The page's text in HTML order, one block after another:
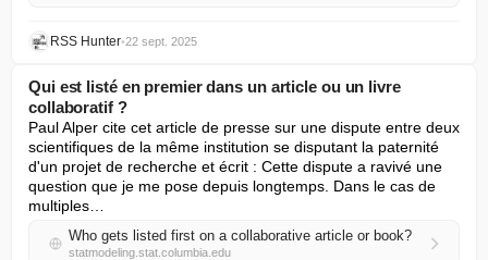
RSS Hunter•22 sept. 2025
Qui est listé en premier dans un article ou un livre
collaboratif ?
Paul Alper cite cet article de presse sur une dispute entre deux
scientifiques de la même institution se disputant la paternité
d'un projet de recherche et écrit : Cette dispute a ravivé une
question que je me pose depuis longtemps. Dans le cas de
multiples…
Who gets listed first on a collaborative article or book?
statmodeling.stat.columbia.edu